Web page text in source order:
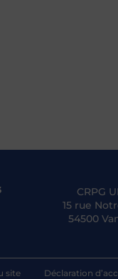
CRPG
15 rue
54500
site Déclaration